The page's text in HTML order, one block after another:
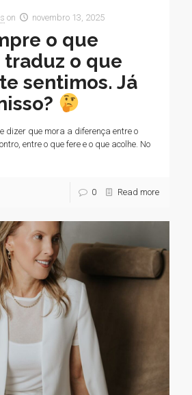
on novembro 13, 2025
o que
traduz o que
sentimos. Já
dizer que mora a diferença entre o
entre o que fere e o que acolhe. No
0 Read more